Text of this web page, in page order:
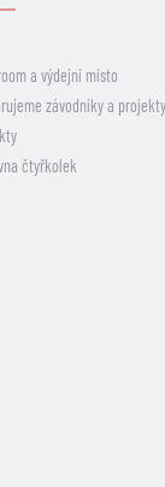
a výdejní místo
závodníky a projekty
čtyřkolek